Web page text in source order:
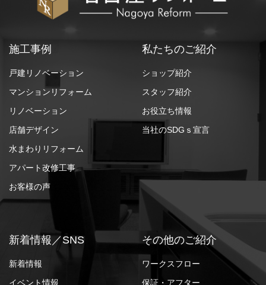
施工事例
戸建リノベーション
マンションリフォーム
リノベーション
店舗デザイン
水まわりリフォーム
アパート改修工事
お客様の声
私たちのご紹介
ショップ紹介
スタッフ紹介
お役立ち情報
当社のSDGｓ宣言
新着情報／SNS
新着情報
イベント情報
その他のご紹介
ワークスフロー
保証・アフター